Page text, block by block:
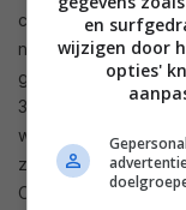
cameralens aan de
net zoals het Pro-
gebruikt voor
3.700 mAh
wereldwijd
zullen worden
OnePlus 7 wel
en
wijzigen door
opties'